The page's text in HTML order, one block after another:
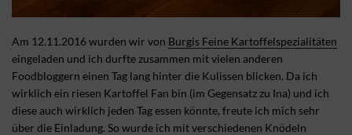
Am 12.11.2016 wurden wir von Burgis Feine Kartoffelspezialitäten
eingeladen und ich durfte zusammen mit vielen anderen
Foodbloggern einen Tag lang hinter die Kulissen blicken. Da ich
wirklich ein riesen Kartoffel Fan bin (im Gegensatz zu Ina) und ich
diese auch wirklich jeden Tag essen könnte, freute ich mich sehr
über die Einladung. So wurde ich mit verschiedenen Knödeln